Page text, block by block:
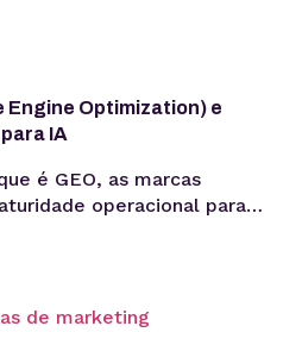
Engine Optimization) e
IA
é GEO, as marcas
operacional para
e conteúdos
humana. A forma